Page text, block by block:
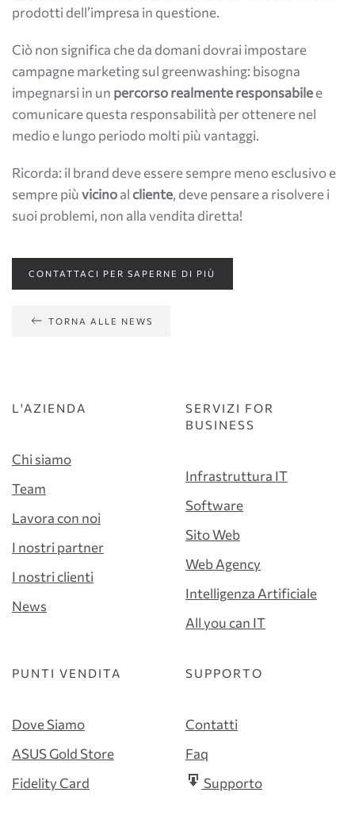
prodotti dell’impresa in questione.
Ciò non significa che da domani dovrai impostare
campagne marketing sul greenwashing: bisogna
impegnarsi in un percorso realmente responsabilee
comunicare questa responsabilità per ottenere nel
medio e lungo periodo molti più vantaggi.
Ricorda: il brand deve essere sempre meno esclusivo e
sempre piùvicinoal cliente, deve pensare a risolvere i
suoi problemi, non alla vendita diretta!
CONTATTACI PER SAPERNE DI PIÙ
TORNA ALLE NEWS
L'AZIENDA
Chi siamo
Team
Lavora con noi
I nostri partner
I nostri clienti
News
SERVIZI FOR
BUSINESS
Infrastruttura IT
Software
Sito Web
Web Agency
Intelligenza Artificiale
All you can IT
PUNTI VENDITA
Dove Siamo
ASUS Gold Store
Fidelity Card
SUPPORTO
Contatti
Faq
Supporto